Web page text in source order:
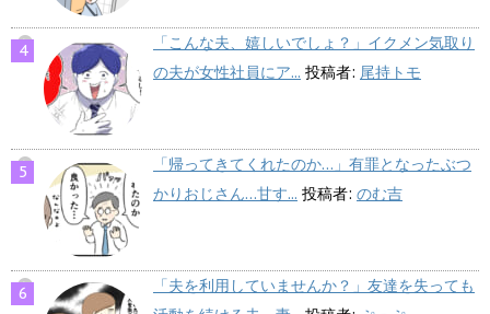
「こんな夫、嬉しいでしょ？」イクメン気取り
の夫が女性社員にア... 投稿者: 尾持トモ
「帰ってきてくれたのか…」有罪となったぶつ
かりおじさん…甘す... 投稿者: のむ吉
「夫を利用していませんか？」友達を失っても